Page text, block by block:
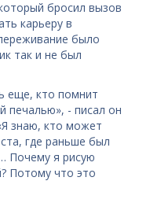
бросил вызов
карьеру в
было
так и не был
еще, кто помнит
печалью», - писал он
знаю, кто может
где раньше был
Почему я рисую
Потому что это